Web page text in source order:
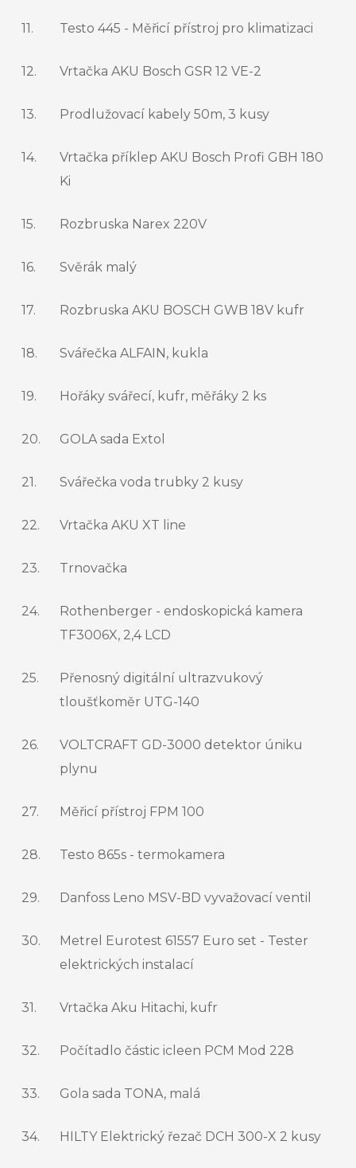
11. Testo 445 - Měřicí přístroj pro klimatizaci
12. Vrtačka AKU Bosch GSR 12 VE-2
13. Prodlužovací kabely 50m, 3 kusy
14.
Vrtačka příklep AKU Bosch Profi GBH 180
Ki
15. Rozbruska Narex 220V
16. Svěrák malý
17. Rozbruska AKU BOSCH GWB 18V kufr
18. Svářečka ALFAIN, kukla
19. Hořáky svářecí, kufr, měřáky 2 ks
20. GOLA sada Extol
21. Svářečka voda trubky 2 kusy
22. Vrtačka AKU XT line
23. Trnovačka
24.
Rothenberger - endoskopická kamera
TF3006X, 2,4 LCD
25.
Přenosný digitální ultrazvukový
tloušťkoměr UTG-140
26.
VOLTCRAFT GD-3000 detektor úniku
plynu
27. Měřicí přístroj FPM 100
28. Testo 865s - termokamera
29. Danfoss Leno MSV-BD vyvažovací ventil
30.
Metrel Eurotest 61557 Euro set - Tester
elektrických instalací
31. Vrtačka Aku Hitachi, kufr
32. Počítadlo částic icleen PCM Mod 228
33. Gola sada TONA, malá
34. HILTY Elektrický řezač DCH 300-X 2 kusy